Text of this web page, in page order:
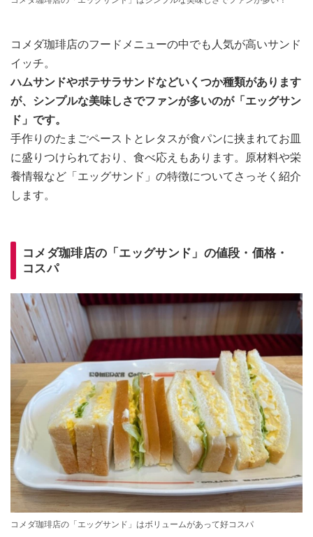
コメダ珈琲店のフードメニューの中でも人気が高いサンド
イッチ。
ハムサンドやポテサラサンドなどいくつか種類があります
が、シンプルな美味しさでファンが多いのが「エッグサン
ド」です。
手作りのたまごペーストとレタスが食パンに挟まれてお皿
に盛りつけられており、食べ応えもあります。原材料や栄
養情報など「エッグサンド」の特徴についてさっそく紹介
します。
コメダ珈琲店の「エッグサンド」の値段・価格・
コスパ
コメダ珈琲店の「エッグサンド」はボリュームがあって好コスパ